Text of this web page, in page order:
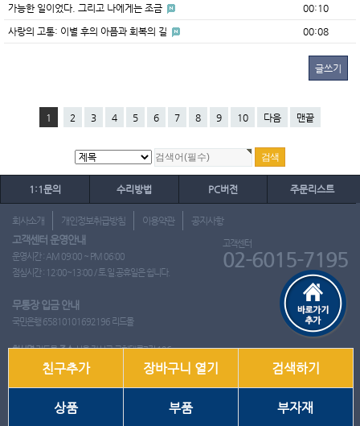
가능한 일이었다. 그리고 나에게는 조금 00:10
사랑의 고통: 이별 후의 아픔과 회복의 길 00:08
글쓰기
1 2 3 4 5 6 7 8 9 10 다음 맨끝
1:1문의 수리방법 PC버전 주문리스트
회사소개 개인정보취급방침 이용약관 공지사항
고객센터 운영안내
운영시간 : AM 09:00 ~ PM 06:00
점심시간 : 12:00~13:00 / 토.일.공휴일은 쉽니다.
고객센터
02-6015-7195
무통장 입금 안내
국민은행 65810101692196 리드몰
회사명리드몰주소서울 강서구 국회대로7길 126
사업자 등록번호412-10-97537 이영은전화02-6015-7195
Copyright ⓒ 2001~2026 리드몰. All Rights Reserved.
친구추가 장바구니 열기 검색하기
상품 부품 부자재